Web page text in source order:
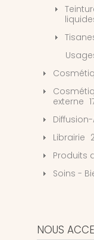
externe
Librairie
Produits
Soins -
NOUS